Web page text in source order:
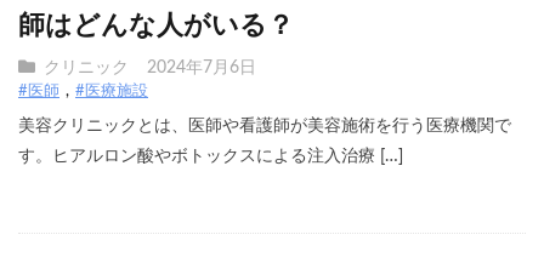
師はどんな人がいる？
クリニック 2024年7月6日
#医師 #医療施設
美容クリニックとは、医師や看護師が美容施術を行う医療機関で
す。ヒアルロン酸やボトックスによる注入治療 […]